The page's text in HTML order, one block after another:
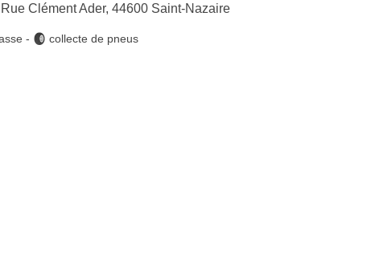
Clément Ader, 44600 Saint-Nazaire
- collecte de pneus